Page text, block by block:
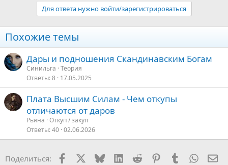
Для ответа нужно войти/зарегистрироваться
Похожие темы
Дары и подношения Скандинавским Богам
Синильга Теория
Ответы 8 17.05.2025
Плата Высшим Силам - Чем откупы
отличаются от даров
Рьяна Откуп / закуп
Ответы 40 02.06.2026
Поделиться: Facebook BlueskyLinkedIn
Reddit PinterestTumblr